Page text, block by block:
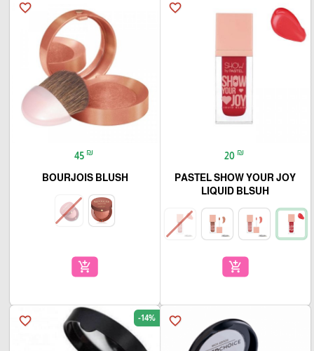
favorite_border
20 ₪
PASTEL SHOW YOUR JOY
LIQUID BLSUH
add_shopping_cart
favorite_border
45 ₪
BOURJOIS BLUSH
add_shopping_cart
favorite_border
favorite_border -14%